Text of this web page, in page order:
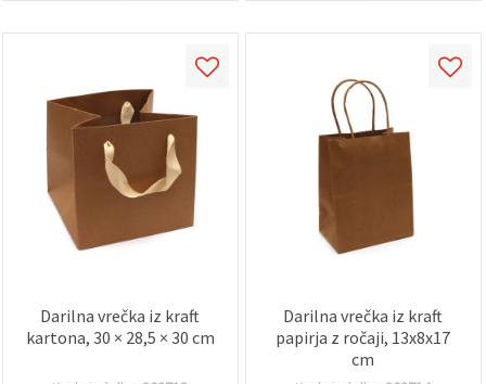
Darilna vrečka iz kraft
kartona, 30 × 28,5 × 30 cm
Darilna vrečka iz kraft
papirja z ročaji, 13x8x17
cm